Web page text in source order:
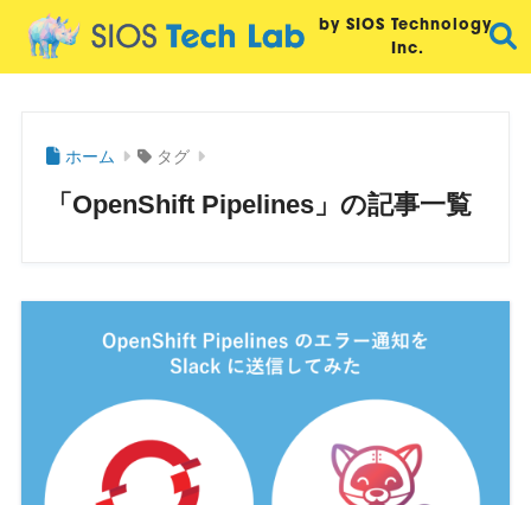
by SIOS Technology,
Inc.
ホーム タグ
「OpenShift Pipelines」の記事一覧